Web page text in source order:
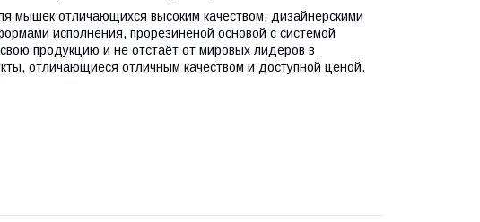
мышек отличающихся высоким качеством, дизайнерскими
исполнения, прорезиненой основой с системой
продукцию и не отстаёт от мировых лидеров в
отличающиеся отличным качеством и доступной ценой.